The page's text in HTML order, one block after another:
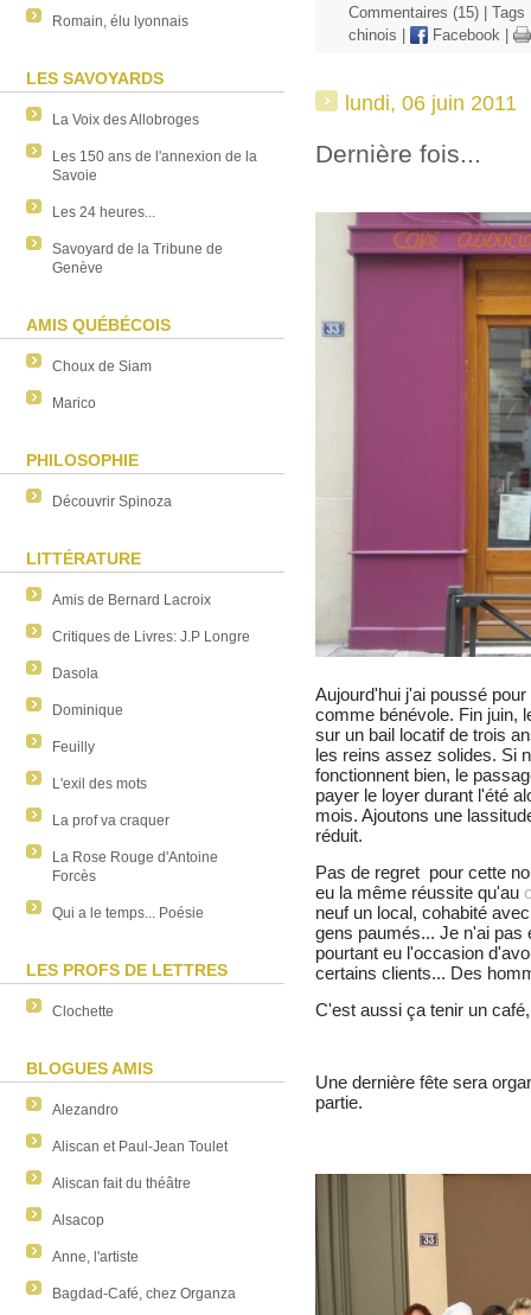
Romain, élu lyonnais
LES SAVOYARDS
La Voix des Allobroges
Les 150 ans de l'annexion de la
Savoie
Les 24 heures...
Savoyard de la Tribune de
Genève
AMIS QUÉBÉCOIS
Choux de Siam
Marico
PHILOSOPHIE
Découvrir Spinoza
LITTÉRATURE
Amis de Bernard Lacroix
Critiques de Livres: J.P Longre
Dasola
Dominique
Feuilly
L'exil des mots
La prof va craquer
La Rose Rouge d'Antoine
Forcès
Qui a le temps... Poésie
LES PROFS DE LETTRES
Clochette
BLOGUES AMIS
Alezandro
Aliscan et Paul-Jean Toulet
Aliscan fait du théâtre
Alsacop
Anne, l'artiste
Bagdad-Café, chez Organza
Commentaires (15) |
chinois
Facebook
lundi, 06 juin 2011
Dernière fois...
Aujourd'hui j'ai poussé
comme bénévole. Fin juin,
sur un bail locatif de trois
les reins assez solides. Si
fonctionnent bien, le
payer le loyer durant l'été
mois. Ajoutons une
réduit.
Pas de regret pour cette
eu la même réussite qu'au
neuf un local, cohabité
gens paumés... Je n'ai pas
pourtant eu l'occasion
certains clients... Des
C'est aussi ça tenir un
Une dernière fête sera
partie.